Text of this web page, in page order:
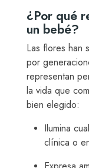
¿Por qué
un bebé?
Las flores han
por
representan
la vida que
bien elegido:
Ilumina
clínica o